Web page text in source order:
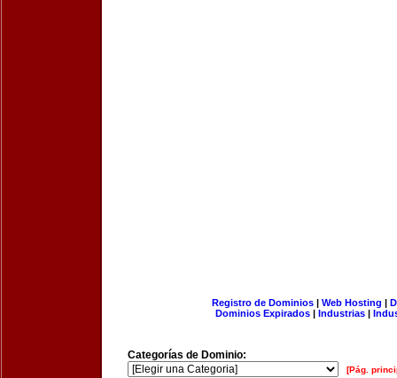
Registro de Dominios| Web Hosting |
Dominios Expirados | Industrias |
Categorías de Dominio:
[Pág.